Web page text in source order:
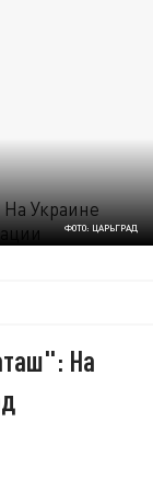
ФОТО: ЦАРЬГРАД
На